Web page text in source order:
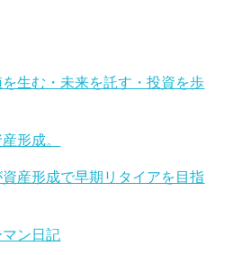
生む・未来を託す・投資を歩
形成。
産形成で早期リタイアを目指
ン日記